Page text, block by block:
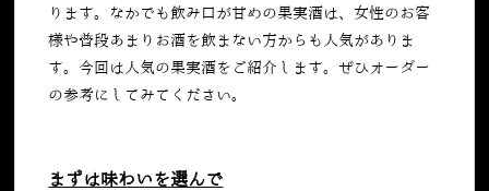
ります。なかでも飲み口が甘めの果実酒は、女性のお客
様や普段あまりお酒を飲まない方からも人気がありま
す。今回は人気の果実酒をご紹介します。ぜひオーダー
の参考にしてみてください。
まずは味わいを選んで